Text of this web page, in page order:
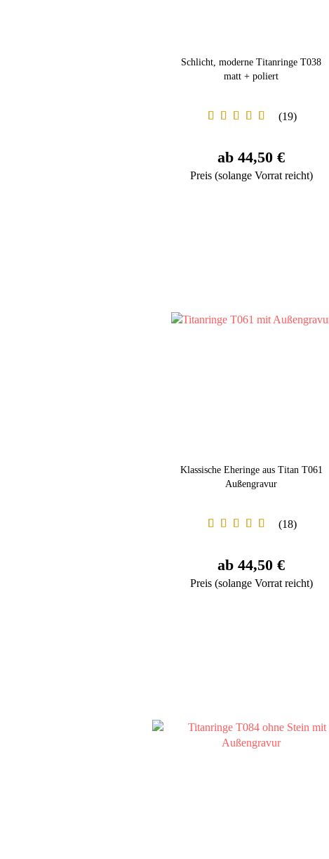
Schlicht, moderne Titanringe T038
matt + poliert
19
ab 44,50 €
Preis (solange Vorrat reicht)
Klassische Eheringe aus Titan T061
Außengravur
18
ab 44,50 €
Preis (solange Vorrat reicht)